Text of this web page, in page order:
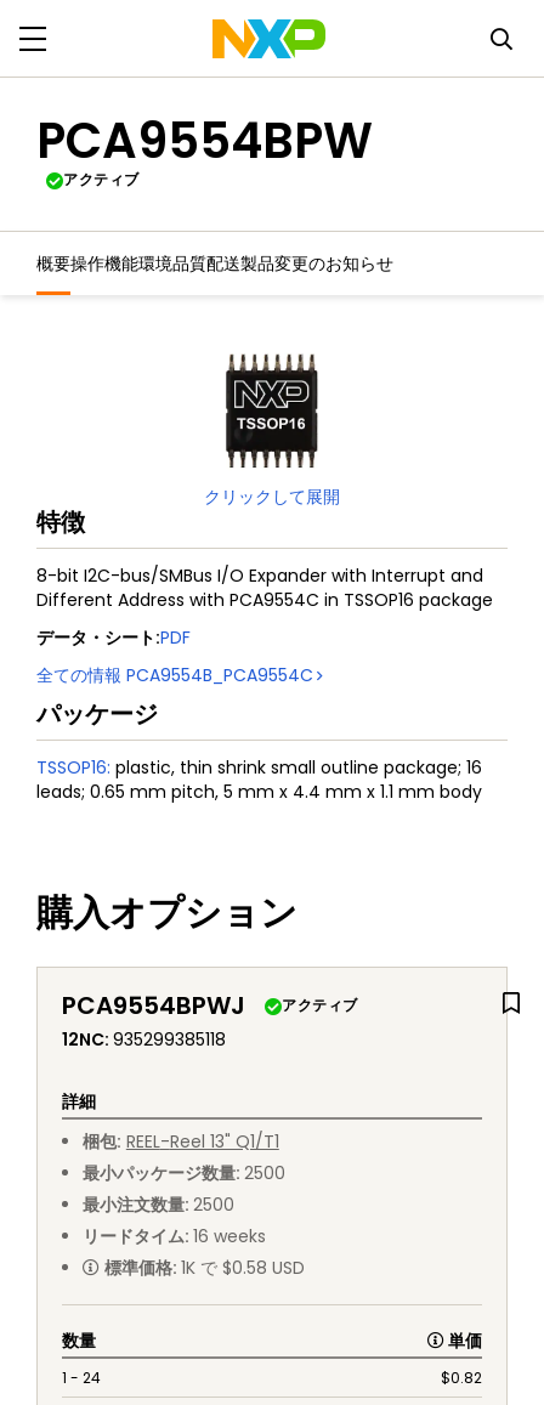
PCA9554BPW
アクティブ
概要操作機能環境品質配送製品変更のお知らせ
クリックして展開
特徴
8-bit I2C-bus/SMBus I/O Expander with Interrupt and
Different Address with PCA9554C in TSSOP16 package
データ・シート:PDF
全ての情報 PCA9554B_PCA9554C
パッケージ
TSSOP16: plastic, thin shrink small outline package; 16
leads; 0.65 mm pitch, 5 mm x 4.4 mm x 1.1 mm body
購入オプション
PCA9554BPWJ アクティブ
12NC: 935299385118
詳細
梱包: REEL-Reel 13" Q1/T1
最小パッケージ数量: 2500
最小注文数量: 2500
リードタイム: 16 weeks
標準価格: 1K で $0.58 USD
数量 単価
1 - 24 $0.82